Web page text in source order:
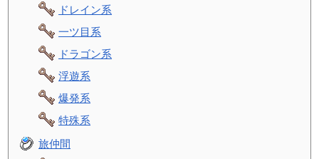
ドレイン系
一ツ目系
ドラゴン系
浮遊系
爆発系
特殊系
旅仲間